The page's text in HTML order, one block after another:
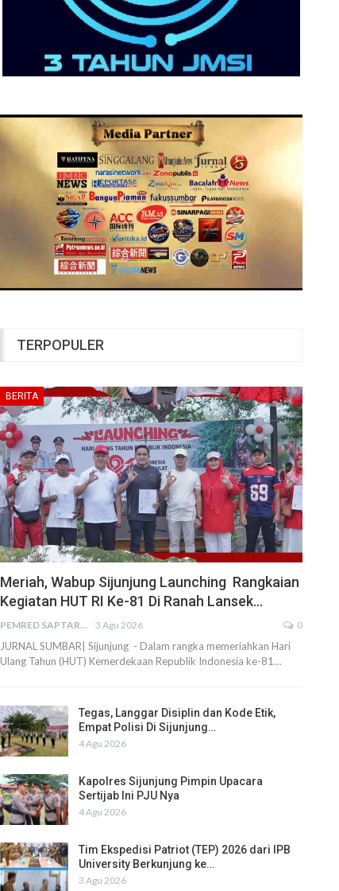
TERPOPULER
BERITA
Meriah, Wabup Sijunjung Launching Rangkaian
Kegiatan HUT RI Ke-81 Di Ranah Lansek…
PEMRED SAPTARIUS 3 Agu 2026 0
JURNAL SUMBAR| Sijunjung - Dalam rangka memeriahkan Hari
Ulang Tahun (HUT) Kemerdekaan Republik Indonesia ke-81…
Tegas, Langgar Disiplin dan Kode Etik,
Empat Polisi Di Sijunjung…
4 Agu 2026
Kapolres Sijunjung Pimpin Upacara
Sertijab Ini PJU Nya
4 Agu 2026
Tim Ekspedisi Patriot (TEP) 2026 dari IPB
University Berkunjung ke…
3 Agu 2026